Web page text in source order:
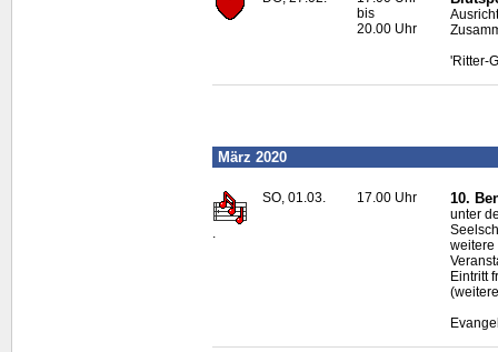
bis
20.00 Uhr
'Ritter-
März 2020
SO, 01.03. 17.00 Uhr 10.
unter
weitere
Eintritt